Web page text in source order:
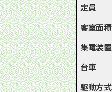
定員
客室面積
集電装置
台車
駆動方式